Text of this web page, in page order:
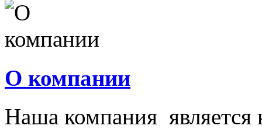
О компании
Наша компания